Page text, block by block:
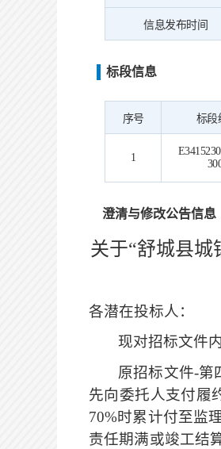
信息发布时间
标段信息
序号 标段
1
澄清与修改公告信息
关于“舒城县城
各潜在投标人：
现对招标文件
原招标文件-第
先向委托人支付履
70%时累计付至监
责任期满或竣工结